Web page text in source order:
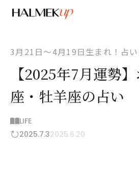
3月21日〜4月19日生まれ！占
【2025年7月運勢
座・牡羊座の占い
LIFE
2025.7.32025.6.20